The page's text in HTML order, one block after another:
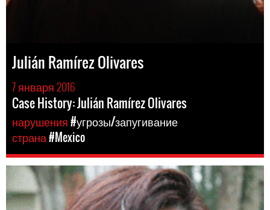
Julián Ramírez Olivares
7 января 2016
Case History: Julián Ramírez Olivares
нарушения#угрозы/запугивание
страна#Mexico